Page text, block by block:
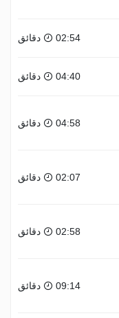
02:54 دقائق
04:40 دقائق
04:58 دقائق
02:07 دقائق
02:58 دقائق
09:14 دقائق